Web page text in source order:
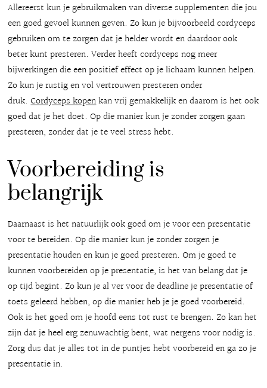
Allereerst kun je gebruikmaken van diverse supplementen die jou
een goed gevoel kunnen geven. Zo kun je bijvoorbeeld cordyceps
gebruiken om te zorgen dat je helder wordt en daardoor ook
beter kunt presteren. Verder heeft cordyceps nog meer
bijwerkingen die een positief effect op je lichaam kunnen helpen.
Zo kun je rustig en vol vertrouwen presteren onder
druk.Cordyceps kopenkan vrij gemakkelijk en daarom is het ook
goed dat je het doet. Op die manier kun je zonder zorgen gaan
presteren, zonder dat je te veel stress hebt.
Voorbereiding is
belangrijk
Daarnaast is het natuurlijk ook goed om je voor een presentatie
voor te bereiden. Op die manier kun je zonder zorgen je
presentatie houden en kun je goed presteren. Om je goed te
kunnen voorbereiden op je presentatie, is het van belang dat je
op tijd begint. Zo kun je al ver voor de deadline je presentatie of
toets geleerd hebben, op die manier heb je je goed voorbereid.
Ook is het goed om je hoofd eens tot rust te brengen. Zo kan het
zijn dat je heel erg zenuwachtig bent, wat nergens voor nodig is.
Zorg dus dat je alles tot in de puntjes hebt voorbereid en ga zo je
presentatie in.